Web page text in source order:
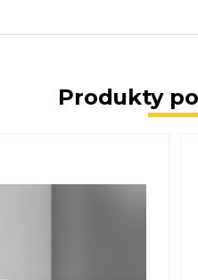
Produkty